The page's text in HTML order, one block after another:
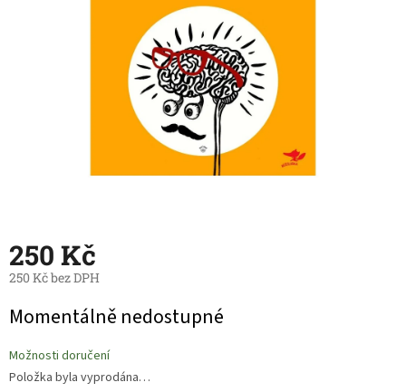
250 Kč
250 Kč bez DPH
cena:
Momentálně nedostupné
Možnosti doručení
Položka byla vyprodána…